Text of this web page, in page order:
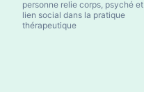
personne relie corps, psyché et
lien social dans la pratique
thérapeutique